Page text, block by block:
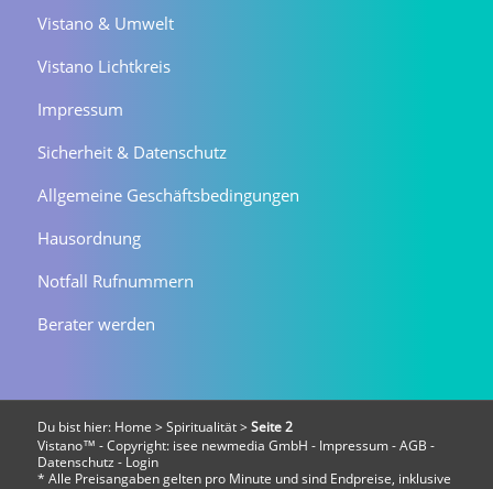
Vistano & Umwelt
Vistano Lichtkreis
Impressum
Sicherheit & Datenschutz
Allgemeine Geschäftsbedingungen
Hausordnung
Notfall Rufnummern
Berater werden
Du bist hier: Home > Spiritualität> Seite 2
Vistano™ - Copyright: isee newmedia GmbH - Impressum-AGB -
Datenschutz - Login
* Alle Preisangaben gelten pro Minute und sind Endpreise, inklusive